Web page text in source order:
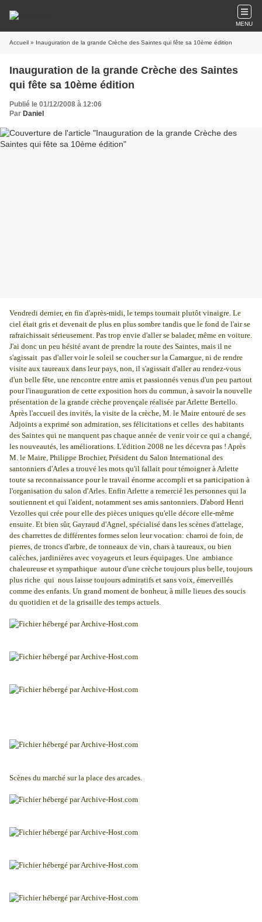
MENU
Accueil » Inauguration de la grande Crèche des Saintes qui fête sa 10ème édition
Inauguration de la grande Crèche des Saintes
qui fête sa 10ème édition
Publié le 01/12/2008 à 12:06
Par Daniel
Vendredi dernier, en fin d'après-midi, le temps tournait plutôt vinaigre. Le
ciel était gris et devenait de plus en plus sombre tandis que le fond de l'air se
rafraichissait sérieusement. Pas trop envie d'aller se balader, même en voiture.
J'ai donc un peu hésité avant de prendre la route des Saintes, mais il ne
s'agissait pas d'aller voir le soleil se coucher sur la Camargue, ni de rendre
visite aux taureaux dans leur pays, non, il s'agissait d'aller au rendez-vous
d'un belle fête, une rencontre entre amis et passionnés venus d'un peu partout
pour l'inauguration de cette exposition hors du commun, à savoir la nouvelle
présentation de la grande crèche provençale réalisée par Arlette Bertello.
Après l'accueil des invités, la visite de la crèche, M. le Maire entouré de ses
Adjoints a exprimé son admiration, ses félicitations et celles des habitants
des Saintes qui ne manquent pas chaque année de venir voir ce qui a changé,
les nouveautés, les améliorations. L'édition 2008 ne les décevra pas ! Après
M. le Maire, Philippe Brochier, Président du Salon International des
santonniers d'Arles a trouvé les mots qu'il fallait pour témoigner à Arlette
toute sa reconnaissance pour le travail énorme accompli et sa participation à
l'organisation du salon d'Arles. Enfin Arlette a remercié les personnes qui la
soutiennent et qui l'aident, notamment ses amis santonniers. D'abord Henri
Vezolles qui crée pour elle des pièces uniques qu'elle décore elle-même
ensuite. Et bien sûr, Gayraud d'Agnel, spécialisé dans les scènes d'attelage,
des charrettes de différentes formes selon leur vocation: charroi de foin, de
pierres, de troncs d'arbre, de tonneaux de vin, chars à taureaux, ou bien
calèches, jardinières avec voyageurs et leurs équipages. Une ambiance
chaleureuse et sympathique autour d'une crèche toujours plus belle, toujours
plus riche qui nous laisse toujours admiratifs et sans voix, émerveillés
comme des enfants. Un grand moment de bonheur, à mille lieues des soucis
du quotidien et de la grisaille des temps actuels.
Scènes du marché sur la place des arcades.